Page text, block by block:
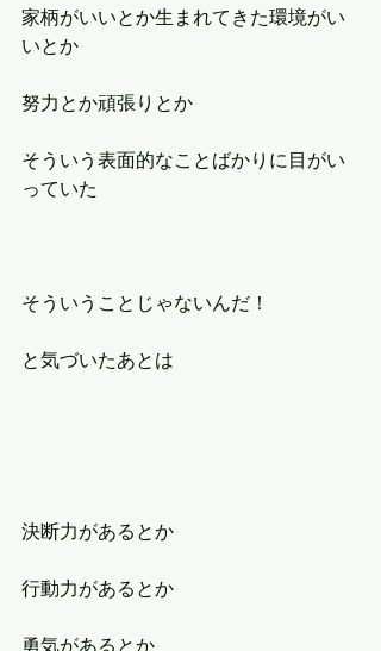
家柄がいいとか生まれてきた環境がい
いとか
努力とか頑張りとか
そういう表面的なことばかりに目がい
っていた
そういうことじゃないんだ！
と気づいたあとは
決断力があるとか
行動力があるとか